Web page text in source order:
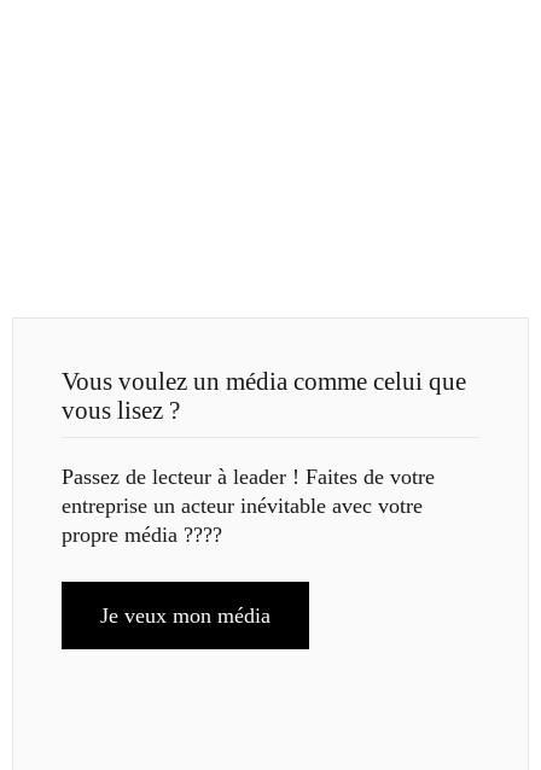
Vous voulez un média comme celui que
vous lisez ?
Passez de lecteur à leader ! Faites de votre
entreprise un acteur inévitable avec votre
propre média ????
Je veux mon média